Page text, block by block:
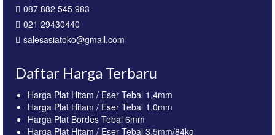
087 882 545 983
021 29430440
salesasiatoko@gmail.com
Daftar Harga Terbaru
Harga Plat Hitam / Eser Tebal 1,4mm
Harga Plat Hitam / Eser Tebal 1.0mm
Harga Plat Bordes Tebal 6mm
Harga Plat Hitam / Eser Tebal 3,5mm/84kg